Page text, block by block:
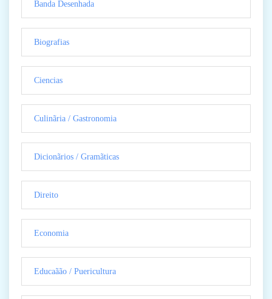
Banda Desenhada
Biografias
Ciencias
Culinãria / Gastronomia
Dicionãrios / Gramãticas
Direito
Economia
Educaãão / Puericultura